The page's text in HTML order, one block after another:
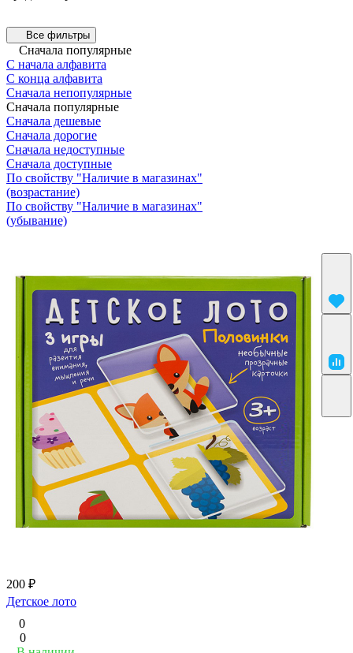
Все фильтры
Сначала популярные
С начала алфавита
С конца алфавита
Сначала непопулярные
Сначала популярные
Сначала дешевые
Сначала дорогие
Сначала недоступные
Сначала доступные
По свойству "Наличие в магазинах"
(возрастание)
По свойству "Наличие в магазинах"
(убывание)
200 ₽
Детское лото
0
0